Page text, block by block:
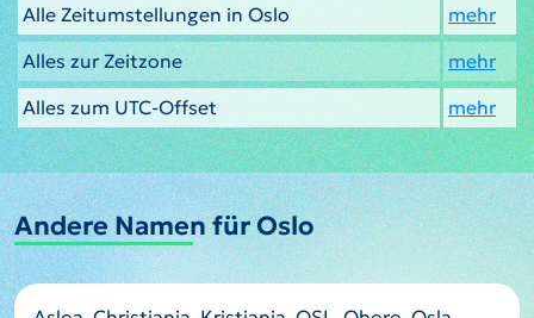
Alle Zeitumstellungen in Oslo
mehr
Alles zur Zeitzone
mehr
Alles zum UTC-Offset
mehr
Andere Namen für Oslo